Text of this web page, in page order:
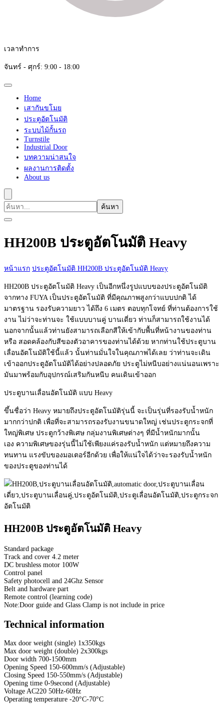
เวลาทำการ
จันทร์ - ศุกร์: 9:00 - 18:00
Home
เสากันขโมย
ประตูอัตโนมัติ
ระบบไม้กั้นรถ
Turnstile
Industrial Door
บทความน่าสนใจ
ผลงานการติดตั้ง
About us
ค้นหา
HH200B ประตูอัตโนมัติ Heavy
หน้าแรก ประตูอัตโนมัติ HH200B ประตูอัตโนมัติ Heavy
HH200B ประตูอัตโนมัติ Heavy เป็นอีกหนึ่งรูปแบบของประตูอัตโนมัติ
จากทาง FUYA เป็นประตูอัตโนมัติ ที่มีคุณภาพสูงกว่าแบบปกติ ได้
มาตรฐาน รองรับความยาว ได้ถึง 6 เมตร ตอบทุกโจทย์ ที่ท่านต้องการใช้
งาน ไม่ว่าจะท่านจะ ใช้แบบบานคู่ บานเดี่ยว ท่านก็สามารถใช้งานได้
นอกจากนั้นแล้วท่านยังสามารถเลือกสีให้เข้ากับพื้นที่หน้างานของท่าน
หรือ สอดคล้องกับสีของตัวอาคารของท่านได้ด้วย หากท่านใช้ประตูบาน
เลื่อนอัตโนมัติใช้นี้แล้ว นั้นท่านมั่นใจในคุณภาพได้เลย ว่าท่านจะเดิน
เข้าออกประตูอัตโนมัติได้อย่างปลอดภัย ประตูไม่หนีบอย่างแน่นอนเพราะ
มันมาพร้อมกับอุปกรณ์เสริมกันหนีบ คนเดินเข้าออก
ประตูบานเลื่อนอัตโนมัติ แบบ Heavy
ขึ้นชื่อว่า Heavy หมายถึงประตูอัตโนมัติรุ่นนี้ จะเป็นรุ่นที่รองรับน้ำหนัก
มากกว่าปกติ เพื่อที่จะสามารถรองรับงานขนาดใหญ่ เช่นประตูกระจกที่
ใหญ่พิเศษ ประตูกว้างพิเศษ กลุ่มงานพิเศษต่างๆ ที่มีน้ำหนักมากนั้น
เอง ความพิเศษของรุ่นนี้ไม่ใช้เพียงแค่รองรับน้ำหนัก แต่หมายถึงความ
ทนทาน แรงขับของมอเตอร์อีกด้วย เพื่อให้แน่ใจได้ว่าจะรองรับน้ำหนัก
ของประตูของท่านได้
HH200B ประตูอัตโนมัติ Heavy
Standard package
Track and cover 4.2 meter
DC brushless motor 100W
Control panel
Safety photocell and 24Ghz Sensor
Belt and hardware part
Remote control (learning code)
Note:Door guide and Glass Clamp is not include in price
Technical information
Max door weight (single) 1x350kgs
Max door weight (double) 2x300kgs
Door width 700-1500mm
Opening Speed 150-600mm/s (Adjustable)
Closing Speed 150-550mm/s (Adjustable)
Opening time 0-9second (Adjustable)
Voltage AC220 50Hz-60Hz
Operating temperature -20°C-70°C